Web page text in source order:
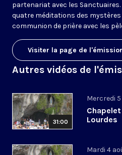
partenariat avec les Sanctuaires.
quatre méditations des mystères
communion de prière avec les
Visiter la page de
Autres vidéos de
31:00
Mercredi
Lourdes
Mardi 4